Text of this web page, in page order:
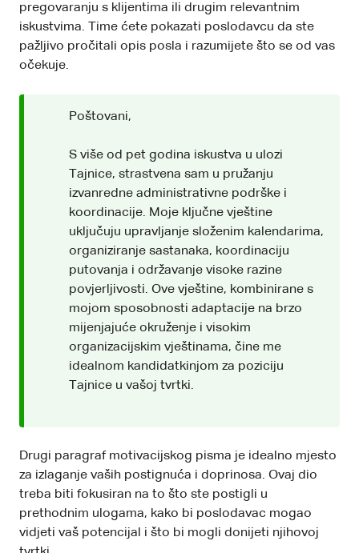
pregovaranju s klijentima ili drugim relevantnim
iskustvima. Time ćete pokazati poslodavcu da ste
pažljivo pročitali opis posla i razumijete što se od vas
očekuje.
Poštovani,
S više od pet godina iskustva u ulozi
Tajnice, strastvena sam u pružanju
izvanredne administrativne podrške i
koordinacije. Moje ključne vještine
uključuju upravljanje složenim kalendarima,
organiziranje sastanaka, koordinaciju
putovanja i održavanje visoke razine
povjerljivosti. Ove vještine, kombinirane s
mojom sposobnosti adaptacije na brzo
mijenjajuće okruženje i visokim
organizacijskim vještinama, čine me
idealnom kandidatkinjom za poziciju
Tajnice u vašoj tvrtki.
Drugi paragraf motivacijskog pisma je idealno mjesto
za izlaganje vaših postignuća i doprinosa. Ovaj dio
treba biti fokusiran na to što ste postigli u
prethodnim ulogama, kako bi poslodavac mogao
vidjeti vaš potencijal i što bi mogli donijeti njihovoj